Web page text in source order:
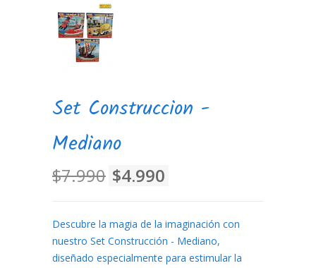
Set Construccion -
Mediano
$7.990 $4.990
Descubre la magia de la imaginación con
nuestro Set Construcción - Mediano,
diseñado especialmente para estimular la